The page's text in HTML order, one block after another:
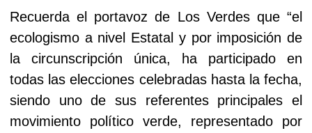
Recuerda el portavoz de Los Verdes que “el
ecologismo a nivel Estatal y por imposición de
la circunscripción única, ha participado en
todas las elecciones celebradas hasta la fecha,
siendo uno de sus referentes principales el
movimiento político verde, representado por